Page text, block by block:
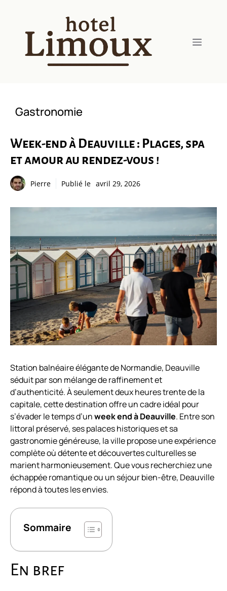
contenu
Menu
Gastronomie
Week-end à Deauville : Plages, spa
et amour au rendez-vous !
Pierre Publié le avril 29, 2026
Station balnéaire élégante de Normandie, Deauville
séduit par son mélange de raffinement et
d’authenticité. À seulement deux heures trente de la
capitale, cette destination offre un cadre idéal pour
s’évader le temps d’unweek end à Deauville. Entre son
littoral préservé, ses palaces historiques et sa
gastronomie généreuse, la ville propose une expérience
complète où détente et découvertes culturelles se
marient harmonieusement. Que vous recherchiez une
échappée romantique ou un séjour bien-être, Deauville
répond à toutes les envies.
Sommaire
En bref